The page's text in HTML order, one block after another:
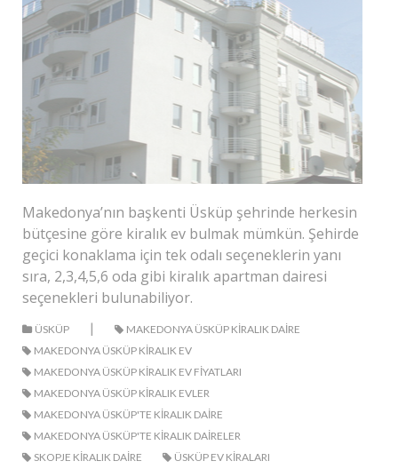
Makedonya’nın başkenti Üsküp şehrinde herkesin
bütçesine göre kiralık ev bulmak mümkün. Şehirde
geçici konaklama için tek odalı seçeneklerin yanı
sıra, 2,3,4,5,6 oda gibi kiralık apartman dairesi
seçenekleri bulunabiliyor.
ÜSKÜP |
MAKEDONYA ÜSKÜP KIRALIK DAIRE
MAKEDONYA ÜSKÜP KIRALIK EV
MAKEDONYA ÜSKÜP KIRALIK EV FIYATLARI
MAKEDONYA ÜSKÜP KIRALIK EVLER
MAKEDONYA ÜSKÜP'TE KIRALIK DAIRE
MAKEDONYA ÜSKÜP'TE KIRALIK DAIRELER
SKOPJE KIRALIK DAIRE
ÜSKÜP EV KIRALARI